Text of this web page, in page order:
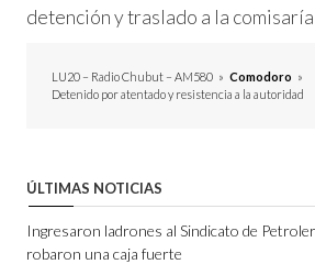
detención y traslado a la
LU20 – Radio Chubut – AM580 » Comodoro »
Detenido por atentado y resistencia a la autoridad
ÚLTIMAS NOTICIAS
Ingresaron ladrones al Sindicato de
robaron una caja fuerte